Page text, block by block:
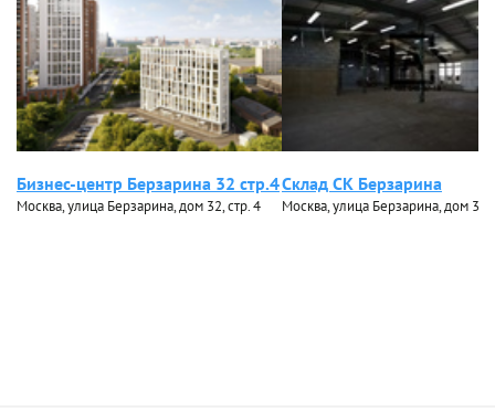
Бизнес-центр Берзарина 32 стр.4
Москва, улица Берзарина, дом 32, стр. 4
Склад СК Берзарина
Москва, улица Берзарина, дом 30